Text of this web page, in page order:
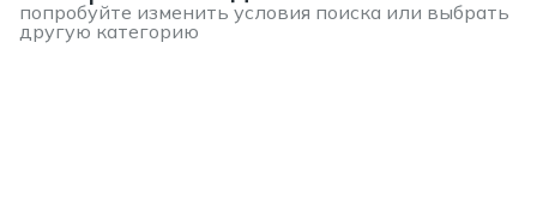
попробуйте изменить условия поиска или выбрать
другую категорию